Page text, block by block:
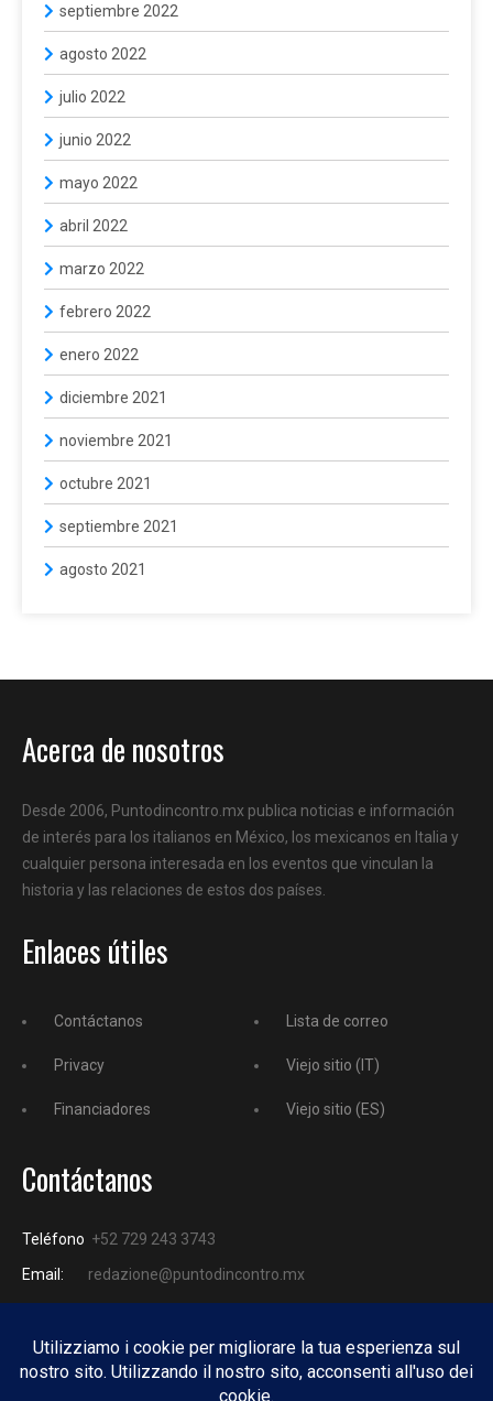
septiembre 2022
agosto 2022
julio 2022
junio 2022
mayo 2022
abril 2022
marzo 2022
febrero 2022
enero 2022
diciembre 2021
noviembre 2021
octubre 2021
septiembre 2021
agosto 2021
Acerca de nosotros
Desde 2006, Puntodincontro.mx publica noticias e información
de interés para los italianos en México, los mexicanos en Italia y
cualquier persona interesada en los eventos que vinculan la
historia y las relaciones de estos dos países.
Enlaces útiles
Contáctanos
Privacy
Financiadores
Lista de correo
Viejo sitio (IT)
Viejo sitio (ES)
Contáctanos
Teléfono +52 729 243 3743
Email:
redazione@puntodincontro.mx
PUNTODINCONTRO